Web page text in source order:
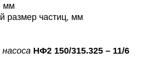
мм
размер частиц, мм
НФ2 150/315.325 – 11/6